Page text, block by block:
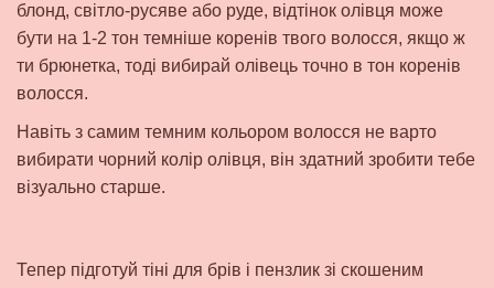
блонд, світло-русяве або руде, відтінок олівця може
бути на 1-2 тон темніше коренів твого волосся, якщо ж
ти брюнетка, тоді вибирай олівець точно в тон коренів
волосся.
Навіть з самим темним кольором волосся не варто
вибирати чорний колір олівця, він здатний зробити тебе
візуально старше.
Тепер підготуй тіні для брів і пензлик зі скошеним